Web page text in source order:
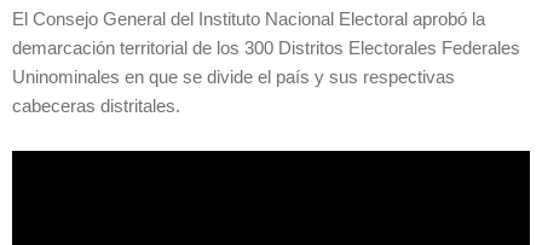
El Consejo General del Instituto Nacional Electoral aprobó la
demarcación territorial de los 300 Distritos Electorales Federales
Uninominales en que se divide el país y sus respectivas
cabeceras distritales.